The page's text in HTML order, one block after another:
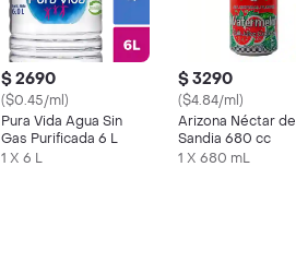
$ 2690
($0.45/ml)
Pura Vida Agua Sin
Gas Purificada 6 L
1 X 6 L
$ 3290
($4.84/ml)
Arizona Néctar de
Sandia 680 cc
1 X 680 mL